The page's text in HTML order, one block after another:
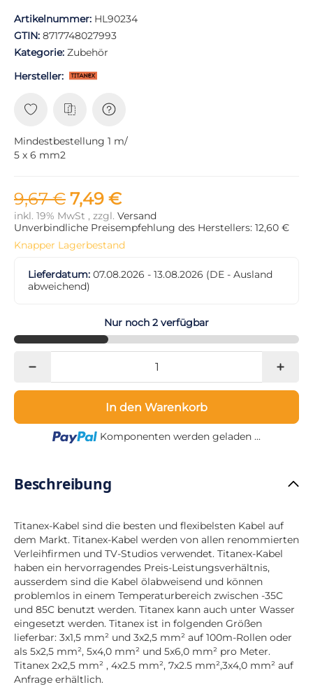
Artikelnummer: HL90234
GTIN: 8717748027993
Kategorie: Zubehör
Hersteller:
Mindestbestellung 1 m/
5 x 6 mm2
9,67 € 7,49 €
inkl. 19% MwSt , zzgl. Versand
Unverbindliche Preisempfehlung des Herstellers: 12,60 €
Knapper Lagerbestand
Lieferdatum: 07.08.2026 - 13.08.2026 (DE - Ausland
abweichend)
Nur noch 2 verfügbar
In den Warenkorb
Loading...
Komponenten werden geladen ...
Beschreibung
Titanex-Kabel sind die besten und flexibelsten Kabel auf
dem Markt. Titanex-Kabel werden von allen renommierten
Verleihfirmen und TV-Studios verwendet. Titanex-Kabel
haben ein hervorragendes Preis-Leistungsverhältnis,
ausserdem sind die Kabel ölabweisend und können
problemlos in einem Temperaturbereich zwischen -35C
und 85C benutzt werden. Titanex kann auch unter Wasser
eingesetzt werden. Titanex ist in folgenden Größen
lieferbar: 3x1,5 mm² und 3x2,5 mm² auf 100m-Rollen oder
als 5x2,5 mm², 5x4,0 mm² und 5x6,0 mm² pro Meter.
Titanex 2x2,5 mm² , 4x2.5 mm², 7x2.5 mm²,3x4,0 mm² auf
Anfrage erhältlich.